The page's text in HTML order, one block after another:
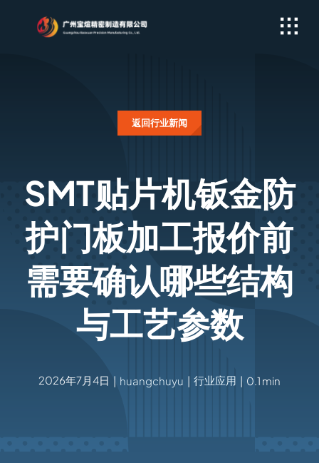
返回行业新闻
SMT贴片机钣金防
护门板加工报价前
需要确认哪些结构
与工艺参数
2026年7月4日 | huangchuyu | 行业应用 | 0.1 min